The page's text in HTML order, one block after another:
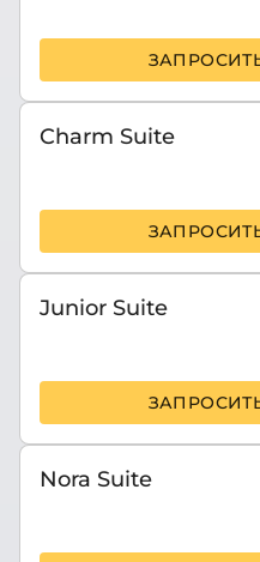
Charm Suite
Junior Suite
Nora Suite